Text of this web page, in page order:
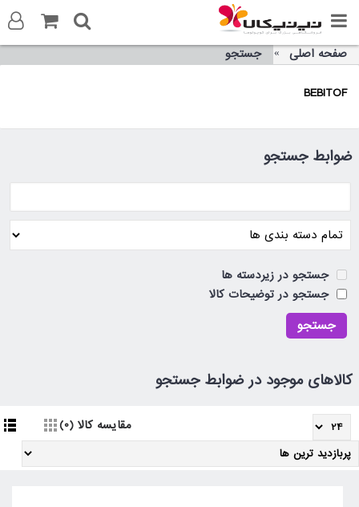
صفحه اصلی جستجو
BEBITOF
ضوابط جستجو
جستجو در زیردسته ها
جستجو در توضیحات کالا
کالاهای موجود در ضوابط جستجو
مقایسه کالا (0)